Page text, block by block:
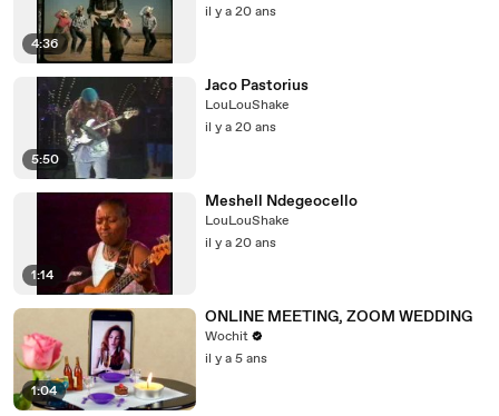
4:36
il y a 20 ans
5:50
Jaco Pastorius
LouLouShake
il y a 20 ans
1:14
Meshell Ndegeocello
LouLouShake
il y a 20 ans
1:04
ONLINE MEETING, ZOOM WEDDING
Wochit
il y a 5 ans